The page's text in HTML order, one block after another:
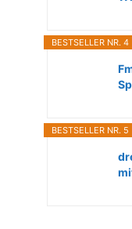
BESTSELLER NR. 4
BESTSELLER NR. 5